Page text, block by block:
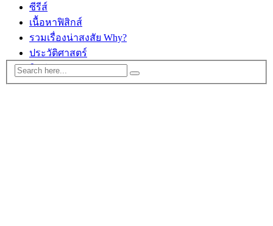
ซีรีส์
เนื้อหาฟิสิกส์
รวมเรื่องน่าสงสัย Why?
ประวัติศาสตร์
ติดต่อ